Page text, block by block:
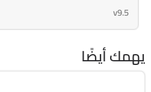
v9.5
يهمك أيضًا